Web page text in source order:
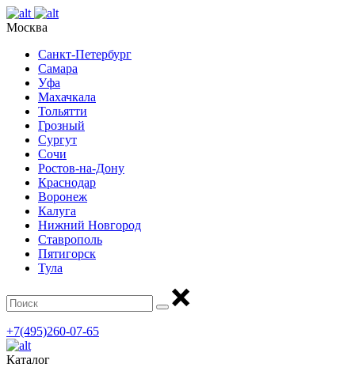
Москва
Санкт-Петербург
Самара
Уфа
Махачкала
Тольятти
Грозный
Сургут
Сочи
Ростов-на-Дону
Краснодар
Воронеж
Калуга
Нижний Новгород
Ставрополь
Пятигорск
Тула
+7(495)260-07-65
Каталог